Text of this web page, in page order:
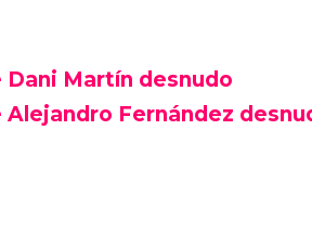
Martín desnudo
Fernández